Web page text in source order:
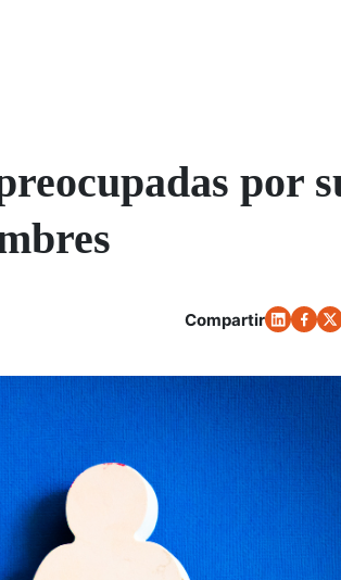
por
Compartir